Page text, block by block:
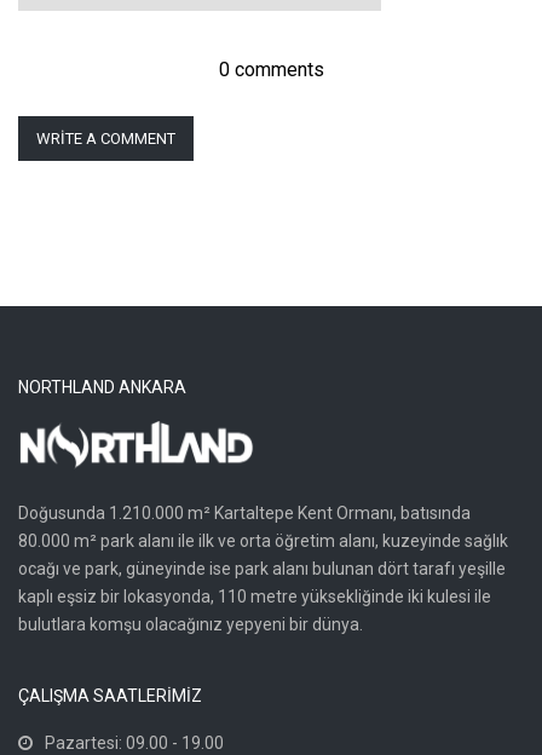
0 comments
WRITE A COMMENT
NORTHLAND ANKARA
Doğusunda 1.210.000 m² Kartaltepe Kent Ormanı, batısında
80.000 m² park alanı ile ilk ve orta öğretim alanı, kuzeyinde sağlık
ocağı ve park, güneyinde ise park alanı bulunan dört tarafı yeşille
kaplı eşsiz bir lokasyonda, 110 metre yüksekliğinde iki kulesi ile
bulutlara komşu olacağınız yepyeni bir dünya.
ÇALIŞMA SAATLERİMİZ
Pazartesi: 09.00 - 19.00